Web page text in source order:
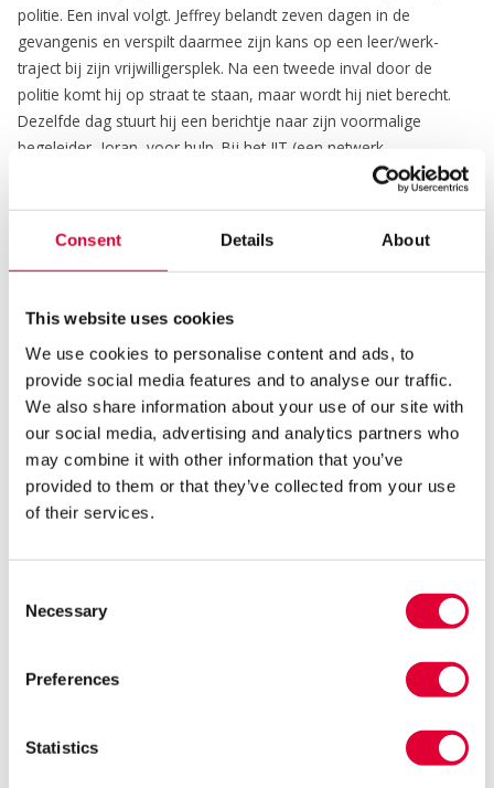
Consent Details About
This website uses cookies
We use cookies to personalise content and ads, to
provide social media features and to analyse our traffic.
We also share information about your use of our site with
our social media, advertising and analytics partners who
may combine it with other information that you’ve
provided to them or that they’ve collected from your use
of their services.
Selection
Necessary
Preferences
Statistics
politie. Een inval volgt. Jeffrey belandt zeven dagen in de
gevangenis en verspilt daarmee zijn kans op een leer/werk-
traject bij zijn vrijwilligersplek. Na een tweede inval door de
politie komt hij op straat te staan, maar wordt hij niet berecht.
Dezelfde dag stuurt hij een berichtje naar zijn voormalige
begeleider, Joran, voor hulp. Bij het JIT (een netwerk-
hulporganisatie waar onder andere Kwintes bij aangesloten is)
zijn de lijnen korter waardoor er bij complexe problematiek
hulpverleningstraject in: ‘Ik heb meteen met hem afgesproken. Er
speelde veel met bewindvoering en politie. Daar begeleidde ik
vooruit te kijken, is er veel bereikt.
‘Ik heb er geen spijt van want ik heb ervan geleerd’, aldus Jeffrey.
Hij heeft zijn leven nu meer op orde: een goed onderkomen,
voert gesprekken over werk, gebruikt nu veel minder harddrugs
én een welverdiende eerste certificaat van de training Werken
Met Eigen Ervaring (WMEE) op zak. Door het volgen van de
op is, omdat hij nooit scholing heeft gehad. Zijn grote ambitie is
om mensen te behoeden voor de fouten die hij heeft gemaakt.
gemaakt!’, aldus Jeffrey. Met een sterke drive en ondersteuning
van zijn vriendin hoopt hij over vijf jaar de nieuwe collega van